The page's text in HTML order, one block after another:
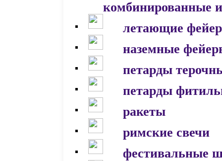
комбинированные
летающие
наземные
петарды
петарды
ракеты
римские свечи
фестивальные